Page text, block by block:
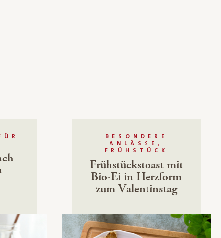
BESONDERE
ANLÄSSE,
FRÜHSTÜCK
Frühstückstoast mit
Bio-Ei in Herzform
zum Valentinstag